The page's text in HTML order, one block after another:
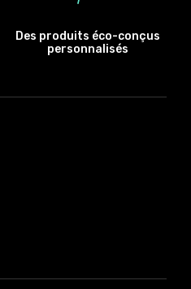
Des produits éco-conçus
personnalisés